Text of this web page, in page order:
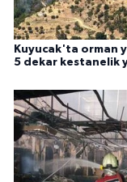
Kuyucak'ta orman
5 dekar kestanelik